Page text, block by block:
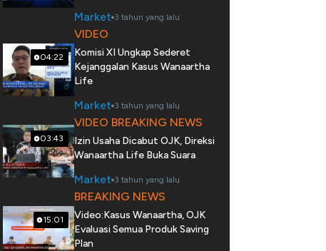
Market 3 tahun yang lalu
04:22
VIDEO
Komisi XI Ungkap Sederet
Kejanggalan Kasus Wanaartha
Life
Market 3 tahun yang lalu
03:43
VIDEO BREAKING NEWS
Izin Usaha Dicabut OJK, Direksi
Wanaartha Life Buka Suara
Market 3 tahun yang lalu
15:01
BREAKING NEWS
Video:Kasus Wanaartha, OJK
Evaluasi Semua Produk Saving
Plan